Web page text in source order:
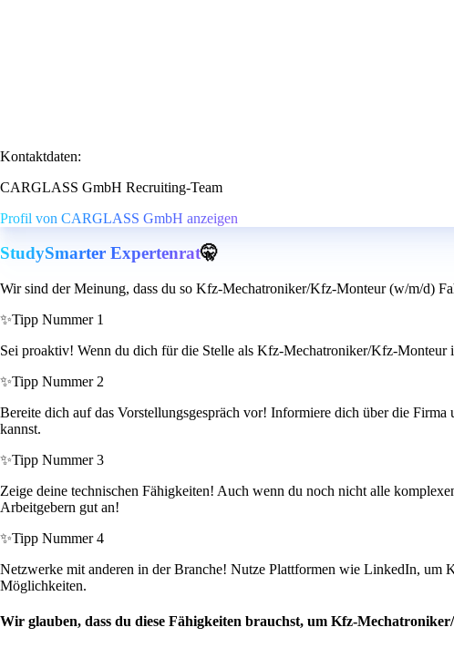
Kontaktdaten:
CARGLASS GmbH Recruiting-Team
Profil von CARGLASS GmbH anzeigen
StudySmarter Expertenrat🤫
Wir sind der Meinung, dass du so Kfz-Mechatroniker/Kfz-Monteur (w/m/d)
✨Tipp Nummer 1
Sei proaktiv! Wenn du dich für die Stelle als Kfz-Mechatroniker/Kfz-Monteur
✨Tipp Nummer 2
Bereite dich auf das Vorstellungsgespräch vor! Informiere dich über die
kannst.
✨Tipp Nummer 3
Zeige deine technischen Fähigkeiten! Auch wenn du noch nicht alle
Arbeitgebern gut an!
✨Tipp Nummer 4
Netzwerke mit anderen in der Branche! Nutze Plattformen wie LinkedIn, um
Möglichkeiten.
Wir glauben, dass du diese Fähigkeiten brauchst, um Kfz-